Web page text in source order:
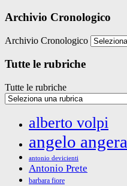
Archivio Cronologico
Archivio Cronologico
Tutte le rubriche
Tutte le rubriche
alberto volpi
angelo angera
antonio devicienti
Antonio Prete
barbara fiore